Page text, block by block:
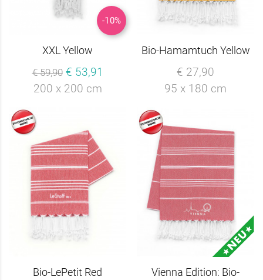
-10%
XXL Yellow
€ 59,90 € 53,91
200 x 200 cm
Bio-Hamamtuch Yellow
€ 27,90
95 x 180 cm
Bio-LePetit Red
Vienna Edition: Bio-